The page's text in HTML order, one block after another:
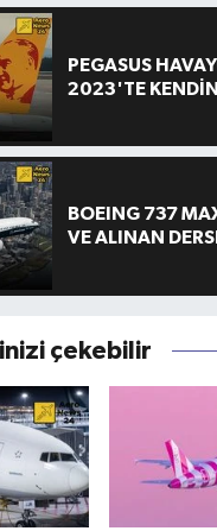
PEGASUS
2023'TE
BOEING 737
VE ALINAN
çekebilir